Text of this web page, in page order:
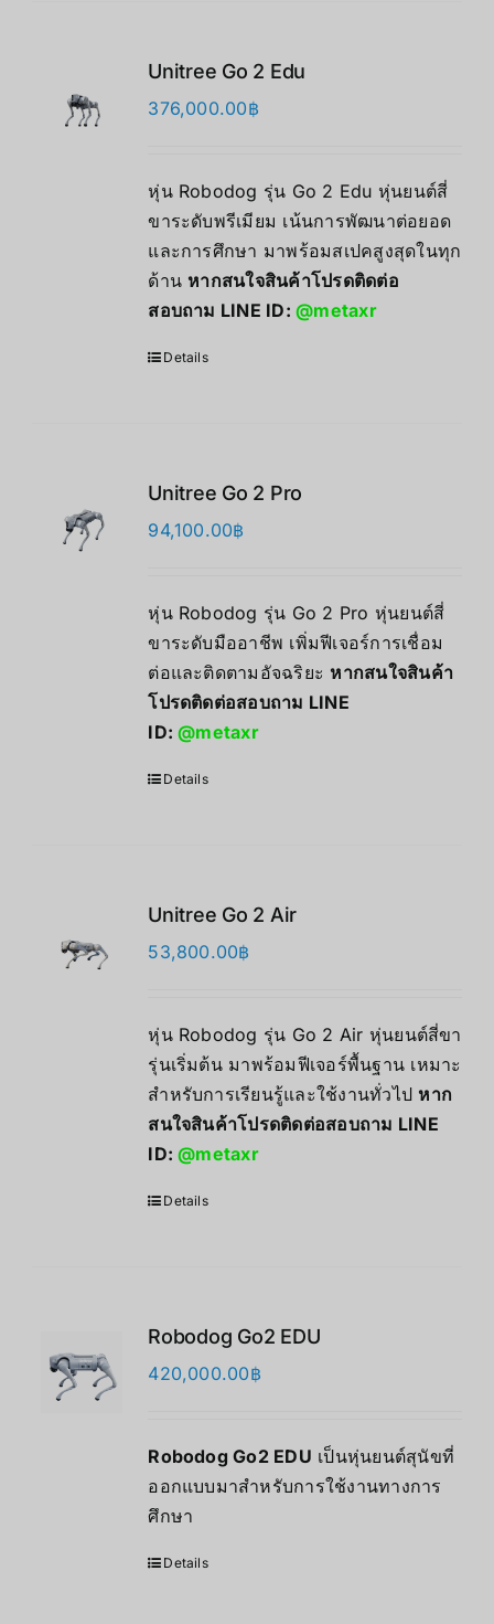
Unitree Go 2 Edu
376,000.00฿
หุ่น Robodog รุ่น Go 2 Edu หุ่นยนต์สี่
ขาระดับพรีเมียม เน้นการพัฒนาต่อยอด
และการศึกษา มาพร้อมสเปคสูงสุดในทุก
ด้าน หากสนใจสินค้าโปรดติดต่อ
สอบถาม LINE ID:@metaxr
Details
Unitree Go 2 Pro
94,100.00฿
หุ่น Robodog รุ่น Go 2 Pro หุ่นยนต์สี่
ขาระดับมืออาชีพ เพิ่มฟีเจอร์การเชื่อม
ต่อและติดตามอัจฉริยะ หากสนใจสินค้า
โปรดติดต่อสอบถาม LINE
ID:@metaxr
Details
Unitree Go 2 Air
53,800.00฿
หุ่น Robodog รุ่น Go 2 Air หุ่นยนต์สี่ขา
รุ่นเริ่มต้น มาพร้อมฟีเจอร์พื้นฐาน เหมาะ
สำหรับการเรียนรู้และใช้งานทั่วไป หาก
สนใจสินค้าโปรดติดต่อสอบถาม LINE
ID:@metaxr
Details
Robodog Go2 EDU
420,000.00฿
Robodog Go2 EDU เป็นหุ่นยนต์สุนัขที่
ออกแบบมาสำหรับการใช้งานทางการ
ศึกษา
Details